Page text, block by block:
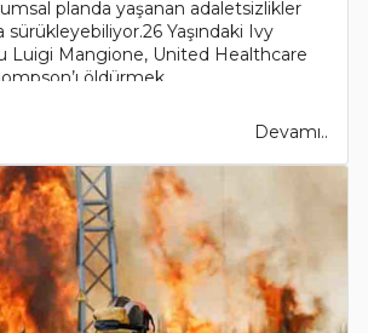
planda yaşanan adaletsizlikler
sürükleyebiliyor.26 Yaşındaki Ivy
Luigi Mangione, United Healthcare
öldürmek..
Devamı..